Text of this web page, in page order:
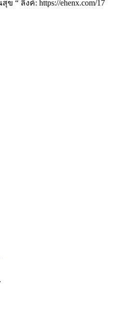
ลิงค์: https://ehenx.com/17